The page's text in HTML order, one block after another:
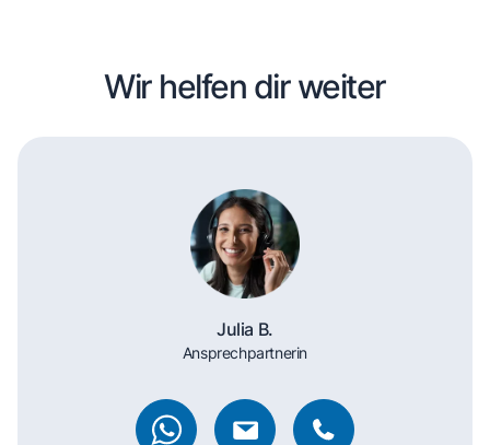
Wir helfen dir weiter
Julia B.
Ansprechpartnerin